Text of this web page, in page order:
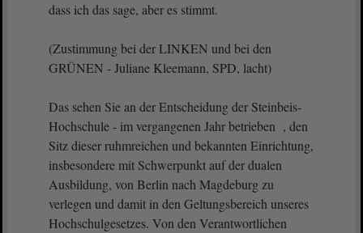
dass ich das sage, aber es stimmt.
(Zustimmung bei der LINKEN und bei den
GRÜNEN - Juliane Kleemann, SPD, lacht)
Das sehen Sie an der Entscheidung der Steinbeis-
Hochschule - im vergangenen Jahr betrieben , den
Sitz dieser ruhmreichen und bekannten Einrichtung,
insbesondere mit Schwerpunkt auf der dualen
Ausbildung, von Berlin nach Magdeburg zu
verlegen und damit in den Geltungsbereich unseres
Hochschulgesetzes. Von den Verantwortlichen